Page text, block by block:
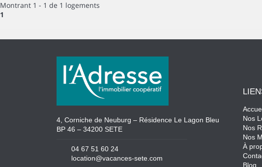
Montrant 1 - 1 de 1 logements
1
4, Corniche de Neuburg – Résidence Le Lagon Bleu
BP 46 – 34200 SETE
04 67 51 60 24
location@vacances-sete.com
Nos
Nos
Nos
À
Blog